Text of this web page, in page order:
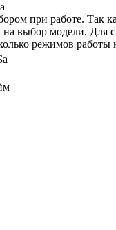
при работе. Так
выбор модели. Для
режимов